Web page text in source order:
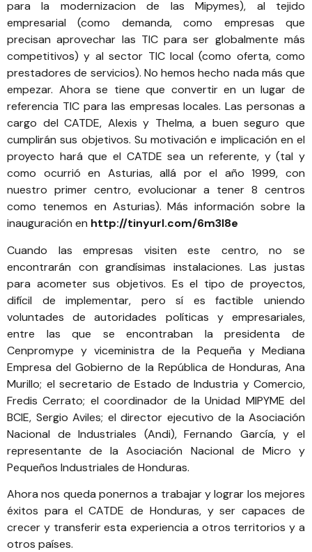
para la modernizacion de las Mipymes), al tejido
empresarial (como demanda, como empresas que
precisan aprovechar las TIC para ser globalmente más
competitivos) y al sector TIC local (como oferta, como
prestadores de servicios). No hemos hecho nada más que
empezar. Ahora se tiene que convertir en un lugar de
referencia TIC para las empresas locales. Las personas a
cargo del CATDE, Alexis y Thelma, a buen seguro que
cumplirán sus objetivos. Su motivación e implicación en el
proyecto hará que el CATDE sea un referente, y (tal y
como ocurrió en Asturias, allá por el año 1999, con
nuestro primer centro, evolucionar a tener 8 centros
como tenemos en Asturias). Más información sobre la
inauguración en http://tinyurl.com/6m3l8e
Cuando las empresas visiten este centro, no se
encontrarán con grandísimas instalaciones. Las justas
para acometer sus objetivos. Es el tipo de proyectos,
difícil de implementar, pero sí es factible uniendo
voluntades de autoridades políticas y empresariales,
entre las que se encontraban la presidenta de
Cenpromype y viceministra de la Pequeña y Mediana
Empresa del Gobierno de la República de Honduras, Ana
Murillo; el secretario de Estado de Industria y Comercio,
Fredis Cerrato; el coordinador de la Unidad MIPYME del
BCIE, Sergio Aviles; el director ejecutivo de la Asociación
Nacional de Industriales (Andi), Fernando García, y el
representante de la Asociación Nacional de Micro y
Pequeños Industriales de Honduras.
Ahora nos queda ponernos a trabajar y lograr los mejores
éxitos para el CATDE de Honduras, y ser capaces de
crecer y transferir esta experiencia a otros territorios y a
otros países.